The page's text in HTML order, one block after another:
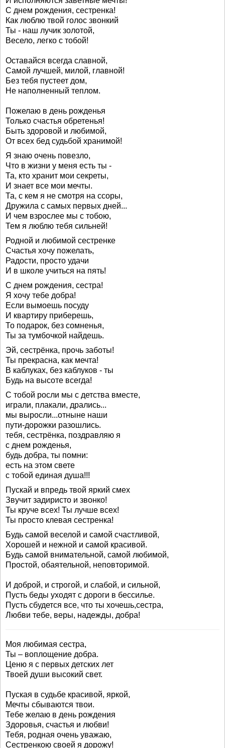
С днем рождения, сестренка!
Как люблю твой голос звонкий
Ты - наш лучик золотой,
Весело, легко с тобой!
Оставайся всегда славной,
Самой лучшей, милой, главной!
Без тебя пустеет дом,
Не наполненный теплом.
Пожелаю в день рожденья
Только счастья обретенья!
Быть здоровой и любимой,
От всех бед судьбой хранимой!
Я знаю очень повезло,
Что в жизни у меня есть ты -
Та, кто хранит мои секреты,
И знает все мои мечты.
Та, с кем я не смотря на ссоры,
Дружила с самых первых дней...
И чем взрослее мы с тобою,
Тем я люблю тебя сильней!
Родной и любимой сестренке
Счастья хочу пожелать,
Радости, просто удачи
И в школе учиться на пять!
С днем рождения, сестра!
Я хочу тебе добра!
Если вымоешь посуду
И квартиру приберешь,
То подарок, без сомненья,
Ты за тумбочкой найдешь.
Эй, сестрёнка, прочь заботы!
Ты прекрасна, как мечта!
В каблуках, без каблуков - ты
Будь на высоте всегда!
С тобой росли мы с детства вместе,
играли, плакали, дрались...
мы выросли...отныне наши
пути-дорожки разошлись.
тебя, сестрёнка, поздравляю я
с днем рожденья,
будь добра, ты помни:
есть на этом свете
с тобой единая душа!!!
Пускай и впредь твой яркий смех
Звучит задиристо и звонко!
Ты круче всех! Ты лучше всех!
Ты просто клевая сестренка!
Будь самой веселой и самой счастливой,
Хорошей и нежной и самой красивой.
Будь самой внимательной, самой любимой,
Простой, обаятельной, неповторимой.
И доброй, и строгой, и слабой, и сильной,
Пусть беды уходят с дороги в бессилье.
Пусть сбудется все, что ты хочешь,сестра,
Любви тебе, веры, надежды, добра!
Моя любимая сестра,
Ты – воплощение добра.
Ценю я с первых детских лет
Твоей души высокий свет.
Пуская в судьбе красивой, яркой,
Мечты сбываются твои.
Тебе желаю в день рождения
Здоровья, счастья и любви!
Тебя, родная очень уважаю,
Сестренкою своей я дорожу!